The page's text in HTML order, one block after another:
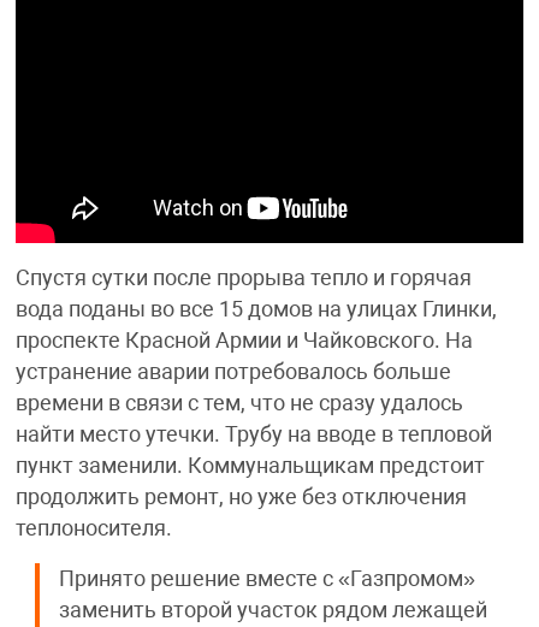
Спустя сутки после прорыва тепло и горячая
вода поданы во все 15 домов на улицах Глинки,
проспекте Красной Армии и Чайковского. На
устранение аварии потребовалось больше
времени в связи с тем, что не сразу удалось
найти место утечки. Трубу на вводе в тепловой
пункт заменили. Коммунальщикам предстоит
продолжить ремонт, но уже без отключения
теплоносителя.
Принято решение вместе с «Газпромом»
заменить второй участок рядом лежащей